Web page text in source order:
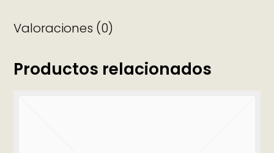
Valoraciones (0)
Productos relacionados